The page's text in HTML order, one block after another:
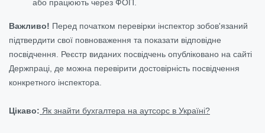
або працюють через ФОП.
Важливо! Перед початком перевірки інспектор зобов'язаний
підтвердити свої повноваження та показати відповідне
посвідчення. Реєстр виданих посвідчень опубліковано на сайті
Держпраці, де можна перевірити достовірність посвідчення
конкретного інспектора.
Цікаво: Як знайти бухгалтера на аутсорс в Україні?